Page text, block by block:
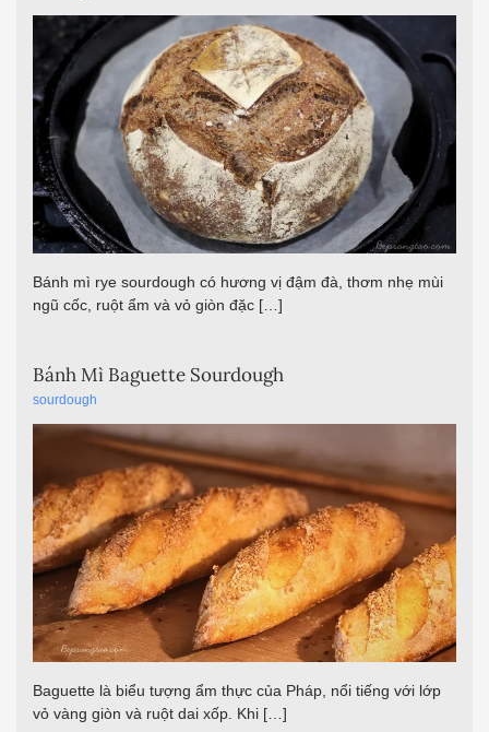
Bánh mì rye sourdough có hương vị đậm đà, thơm nhẹ mùi
ngũ cốc, ruột ẩm và vỏ giòn đặc […]
Bánh Mì Baguette Sourdough
sourdough
Baguette là biểu tượng ẩm thực của Pháp, nổi tiếng với lớp
vỏ vàng giòn và ruột dai xốp. Khi […]